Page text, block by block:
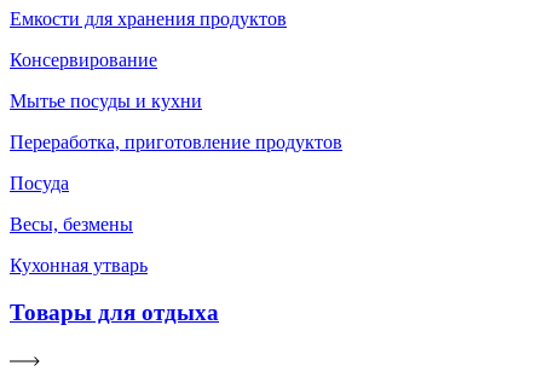
Емкости для хранения продуктов
Консервирование
Мытье посуды и кухни
Переработка, приготовление продуктов
Посуда
Весы, безмены
Кухонная утварь
Товары для отдыха